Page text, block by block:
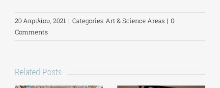
20 Απριλίου, 2021 | Categories:Art & Science Areas | 0
Comments
Related Posts